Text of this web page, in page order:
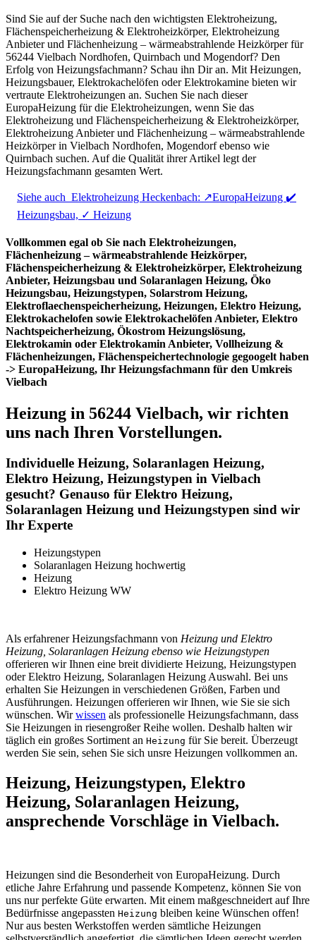
Sind Sie auf der Suche nach den wichtigsten Elektroheizung,
Flächenspeicherheizung & Elektroheizkörper, Elektroheizung
Anbieter und Flächenheizung – wärmeabstrahlende Heizkörper für
56244 Vielbach Nordhofen, Quirnbach und Mogendorf? Den
Erfolg von Heizungsfachmann? Schau ihn Dir an. Mit Heizungen,
Heizungsbauer, Elektrokachelöfen oder Elektrokamine bieten wir
vertraute Elektroheizungen an. Suchen Sie nach dieser
EuropaHeizung für die Elektroheizungen, wenn Sie das
Elektroheizung und Flächenspeicherheizung & Elektroheizkörper,
Elektroheizung Anbieter und Flächenheizung – wärmeabstrahlende
Heizkörper in Vielbach Nordhofen, Mogendorf ebenso wie
Quirnbach suchen. Auf die Qualität ihrer Artikel legt der
Heizungsfachmann gesamten Wert.
Siehe auch Elektroheizung Heckenbach: ↗️EuropaHeizung ✔️
Heizungsbau, ✓ Heizung
Vollkommen egal ob Sie nach Elektroheizungen,
Flächenheizung – wärmeabstrahlende Heizkörper,
Flächenspeicherheizung & Elektroheizkörper, Elektroheizung
Anbieter, Heizungsbau und Solaranlagen Heizung, Öko
Heizungsbau, Heizungstypen, Solarstrom Heizung,
Elektroflaechenspeicherheizung, Heizungen, Elektro Heizung,
Elektrokachelofen sowie Elektrokachelöfen Anbieter, Elektro
Nachtspeicherheizung, Ökostrom Heizungslösung,
Elektrokamin oder Elektrokamin Anbieter, Vollheizung &
Flächenheizungen, Flächenspeichertechnologie gegoogelt haben
-> EuropaHeizung, Ihr Heizungsfachmann für den Umkreis
Vielbach
Heizung in 56244 Vielbach, wir richten
uns nach Ihren Vorstellungen.
Individuelle Heizung, Solaranlagen Heizung,
Elektro Heizung, Heizungstypen in Vielbach
gesucht? Genauso für Elektro Heizung,
Solaranlagen Heizung und Heizungstypen sind wir
Ihr Experte
Heizungstypen
Solaranlagen Heizung hochwertig
Heizung
Elektro Heizung WW
Als erfahrener Heizungsfachmann von Heizung und Elektro
Heizung, Solaranlagen Heizung ebenso wie Heizungstypen
offerieren wir Ihnen eine breit dividierte Heizung, Heizungstypen
oder Elektro Heizung, Solaranlagen Heizung Auswahl. Bei uns
erhalten Sie Heizungen in verschiedenen Größen, Farben und
Ausführungen. Heizungen offerieren wir Ihnen, wie Sie sie sich
wünschen. Wirwissen als professionelle Heizungsfachmann, dass
Sie Heizungen in riesengroßer Reihe wollen. Deshalb halten wir
täglich ein großes Sortiment an Heizung für Sie bereit. Überzeugt
werden Sie sein, sehen Sie sich unsre Heizungen vollkommen an.
Heizung, Heizungstypen, Elektro
Heizung, Solaranlagen Heizung,
ansprechende Vorschläge in Vielbach.
Heizungen sind die Besonderheit von EuropaHeizung. Durch
etliche Jahre Erfahrung und passende Kompetenz, können Sie von
uns nur perfekte Güte erwarten. Mit einem maßgeschneidert auf Ihre
Bedürfnisse angepassten Heizung bleiben keine Wünschen offen!
Nur aus besten Werkstoffen werden sämtliche Heizungen